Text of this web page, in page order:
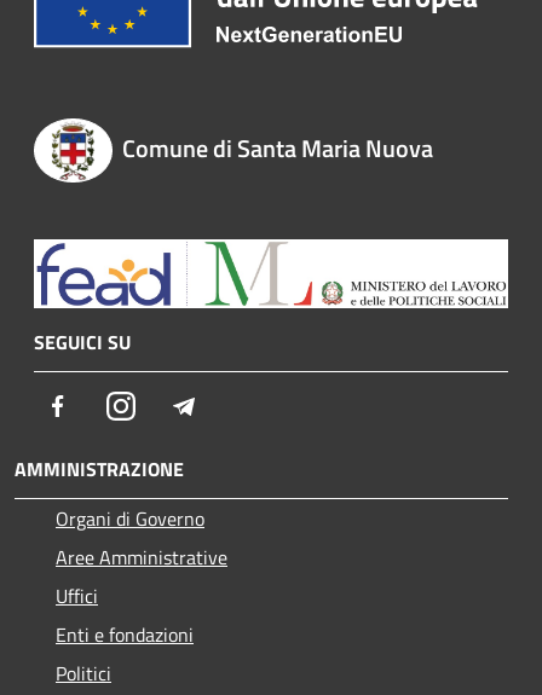
Comune di Santa Maria Nuova
SEGUICI SU
FacebookInstagram
AMMINISTRAZIONE
Organi di Governo
Aree Amministrative
Uffici
Enti e fondazioni
Politici